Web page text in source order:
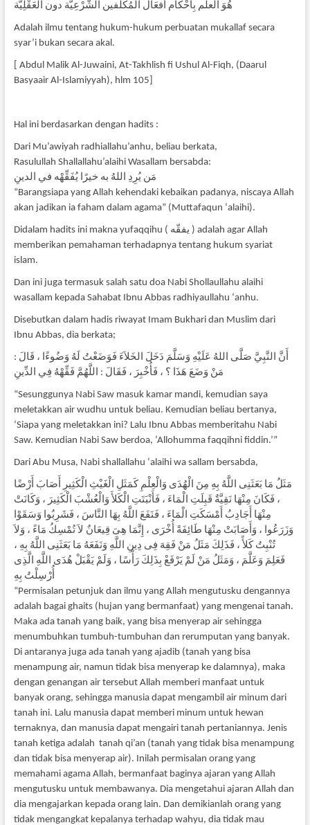
هُوَ الْعلم بِأَحْكَام أَفعَال الْمُكَلّفين الشَّرْعِيَّة دون الْعَقْلِيَّة
Adalah ilmu tentang hukum-hukum perbuatan mukallaf secara
syar’i bukan secara akal.
[ Abdul Malik Al-Juwaini, At-Takhlish fi Ushul Al-Fiqh, (Daarul
Basyaair Al-Islamiyyah), hlm 105]
Hal ini berdasarkan dengan hadits :
Dari Mu’awiyah radhiallahu’anhu, beliau berkata,
Rasulullah Shallallahu’alaihi Wasallam bersabda:
مَن يُرِدِ اللهُ به خيرًا يُفَقِّهْه في الدينِ
“Barangsiapa yang Allah kehendaki kebaikan padanya, niscaya Allah
akan jadikan ia faham dalam agama” (Muttafaqun ‘alaihi).
Didalam hadits ini makna yufaqqihu ( يفقّه ) adalah agar Allah
memberikan pemahaman terhadapnya tentang hukum syariat
islam.
Dan ini juga termasuk salah satu doa Nabi Shollaullahu alaihi
wasallam kepada Sahabat Ibnu Abbas radhiyaullahu ‘anhu.
Disebutkan dalam hadis riwayat Imam Bukhari dan Muslim dari
Ibnu Abbas, dia berkata;
أَنَّ النَّبِيَّ صَلَّى اللهُ عَلَيْهِ وَسَلَّمَ دَخَلَ الخَلاَءَ فَوَضَعْتُ لَهُ وَضُوءًا ، قَالَ :
مَنْ وَضَعَ هَذَا ؟ ، فَأُخْبِرَ ، فَقَالَ : اللَّهُمَّ فَقِّهْهُ فِي الدِّينِ
“Sesunggunya Nabi Saw masuk kamar mandi, kemudian saya
meletakkan air wudhu untuk beliau. Kemudian beliau bertanya,
‘Siapa yang meletakkan ini? Lalu Ibnu Abbas memberitahu Nabi
Saw. Kemudian Nabi Saw berdoa, ‘Allohumma faqqihni fiddin.’”
Dari Abu Musa, Nabi shallallahu ‘alaihi wa sallam bersabda,
مَثَلُ مَا بَعَثَنِى اللَّهُ بِهِ مِنَ الْهُدَى وَالْعِلْمِ كَمَثَلِ الْغَيْثِ الْكَثِيرِ أَصَابَ أَرْضًا
، فَكَانَ مِنْهَا نَقِيَّةٌ قَبِلَتِ الْمَاءَ ، فَأَنْبَتَتِ الْكَلأَ وَالْعُشْبَ الْكَثِيرَ ، وَكَانَتْ
مِنْهَا أَجَادِبُ أَمْسَكَتِ الْمَاءَ ، فَنَفَعَ اللَّهُ بِهَا النَّاسَ ، فَشَرِبُوا وَسَقَوْا
وَزَرَعُوا ، وَأَصَابَتْ مِنْهَا طَائِفَةً أُخْرَى ، إِنَّمَا هِىَ قِيعَانٌ لاَ تُمْسِكُ مَاءً ، وَلاَ
تُنْبِتُ كَلأً ، فَذَلِكَ مَثَلُ مَنْ فَقِهَ فِى دِينِ اللَّهِ وَنَفَعَهُ مَا بَعَثَنِى اللَّهُ بِهِ ،
فَعَلِمَ وَعَلَّمَ ، وَمَثَلُ مَنْ لَمْ يَرْفَعْ بِذَلِكَ رَأْسًا ، وَلَمْ يَقْبَلْ هُدَى اللَّهِ الَّذِى
أُرْسِلْتُ بِهِ
“Permisalan petunjuk dan ilmu yang Allah mengutusku dengannya
adalah bagai ghaits (hujan yang bermanfaat) yang mengenai tanah.
Maka ada tanah yang baik, yang bisa menyerap air sehingga
menumbuhkan tumbuh-tumbuhan dan rerumputan yang banyak.
Di antaranya juga ada tanah yang ajadib (tanah yang bisa
menampung air, namun tidak bisa menyerap ke dalamnya), maka
dengan genangan air tersebut Allah memberi manfaat untuk
banyak orang, sehingga manusia dapat mengambil air minum dari
tanah ini. Lalu manusia dapat memberi minum untuk hewan
ternaknya, dan manusia dapat mengairi tanah pertaniannya. Jenis
tanah ketiga adalah tanah qi’an (tanah yang tidak bisa menampung
dan tidak bisa menyerap air). Inilah permisalan orang yang
memahami agama Allah, bermanfaat baginya ajaran yang Allah
mengutusku untuk membawanya. Dia mengetahui ajaran Allah dan
dia mengajarkan kepada orang lain. Dan demikianlah orang yang
tidak mengangkat kepalanya terhadap wahyu, dia tidak mau